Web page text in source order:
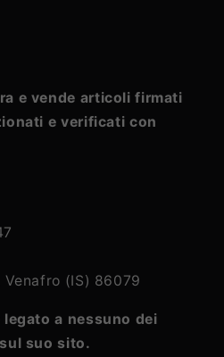
e vende articoli firmati
e verificati con
Venafro (IS) 86079
a nessuno dei
suo sito.